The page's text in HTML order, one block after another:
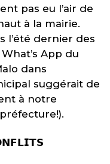
pas eu l’air de
à la mairie.
l’été dernier des
App du
dans
suggérait de
à notre